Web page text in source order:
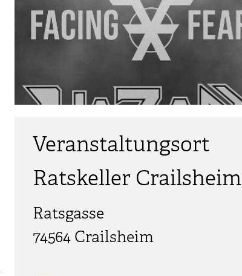
Veranstaltungsort
Ratskeller Crailsheim
Ratsgasse
74564 Crailsheim